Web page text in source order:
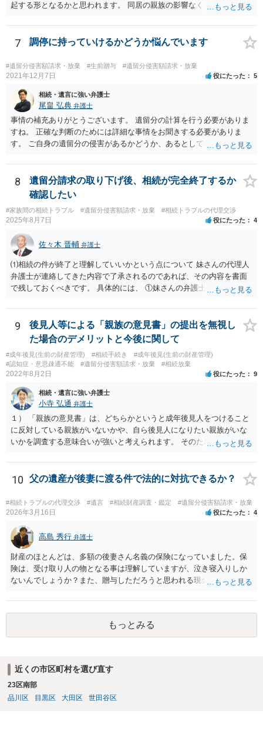
れません。
起する形となるかと思われます。 同居の親族の影響なく、というのは
め、後からひっくり返すということは難しくなってくるかと思われま
す。 公開相談の場でのご相談については、どうしても限界が出てしま
7 調停に持っていけるかどうか悩んでいます
#遺留分侵害額請求・放棄 #生前贈与 #遺留分侵害額請求・放棄
2021年12月7日 役にたった 5
相続・遺言に強い弁護士
尾畠 弘典 弁護士
事情の補充ありがとうございます。 遺留分の計算を行う必要がありま
すね。 正確な判断のためには詳細な事情をお聞きする必要がありま
す。 ご自身の遺留分の侵害があるかどうか、あるとしてどの程度の金
相談されるのが良いと思います。
8
遺留分請求の取り下げ後、相続が完全終了するか
確認したい
#家族間の相続トラブル #遺留分侵害額請求・放棄 #相続トラブルの代理交渉
2025年8月7日 役にたった 4
佐々木 晋輔 弁護士
⑴相続の件が終了と理解していいかという点について 妹さんの代理人
弁護士が連絡してきた内容で了承されるのであれば、その内容を書面
で残しておくべきです。 具体的には、 ①妹さんの弁護士に対して、連
の預金を振り込めば終了など）を記載した合意書等の書面を作成して
もらう。 ②相談者様はその書面の内容をしっかり確認する。納得でき
ない部分があれば、説明を求めたり、修正を求める。 なお、相続に
関してお互いに債権債務がないことを確認する旨を記載してもらいま
しょう。その記載があれば、相続の件は終了となります。 ③合意書等
が納得できる内容になれば、お互いに署名捺印する。 という流れで
捺印する前に、相談者様も別の弁護士に相談して確認してもらうので
もいいと思います。 ⑵振込先が弁護士宛であることについて 代理人弁
護士の預り口座を振込先とするのはよくあることです。 問題ないと思
います。
9
後見人等による「親族の意見書」の提出を無視し
た場合のデメリットと今後に関して
#成年後見(生前の財産管理) #相続手続き
#成年後見(生前の財産管理)
#認知症・意思疎通不能
#遺留分侵害額請求・放棄 #相続放棄
2022年8月2日 役にたった 9
相続・遺言に強い弁護士
小寺 弘通 弁護士
１） 「親族の意見書」は、どちらかというと成年後見人をつけること
に反対している親族がいないかや、自ら後見人になりたい親族がいな
いかを調査する意味合いが強いと考えられます。 そのため、ご相談の
す。 ２） 場合によっては、介護や被後見人の財産の処分等に関して、
後見人から相談があることも考えられます。 また、お祖母さんがお亡
相続放棄されれば問題ありません。 ３） 完全に拒否する方法はないか
もしれませんが、 関わりを持ちたくないとのことでしたら、親族の意
見書にその旨を記載して提出しておけば良いかも知れません。 後見人
としても、関わりを拒否している親族にあえて連絡をしてくる可能性
は低いと考えられます。 以上、ご参考になさってください。
10 父の遺産が後妻に渡る件で法的に対抗できるか？
#相続トラブルの代理交渉 #遺言 #相続財産調査・鑑定 #遺留分侵害額請求・放棄
2026年3月16日 役にたった 4
高島 秀行 弁護士
財産のほとんどは、多額の後妻さん名義の保険になっていました。保
険は、受け取り人の物となる事は理解していますが、泣き寝入りしか
ないんでしょうか？また、贈与しただろうと思われる現金の引き出し
うか？ 保険は原則として受取人のものですが、遺産全体での保険金
の割合が高い場合、掛け金が一括払いで、保険金が掛け金の額と同様
の額の場合などは特別受益として遺留分の対象となる可能性がありま
す。 多額の現金の引き出しは、相手に渡ったかどうか、そのとき父
て相談された方がよいと思います。
もっとみる
近くの市区町村を選び直す
23区南部
品川区
目黒区 大田区 世田谷区